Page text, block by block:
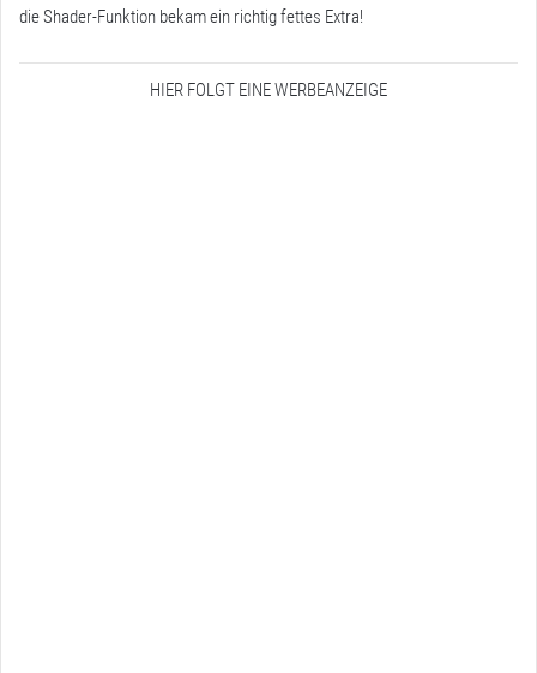
die Shader-Funktion bekam ein richtig fettes Extra!
HIER FOLGT EINE WERBEANZEIGE